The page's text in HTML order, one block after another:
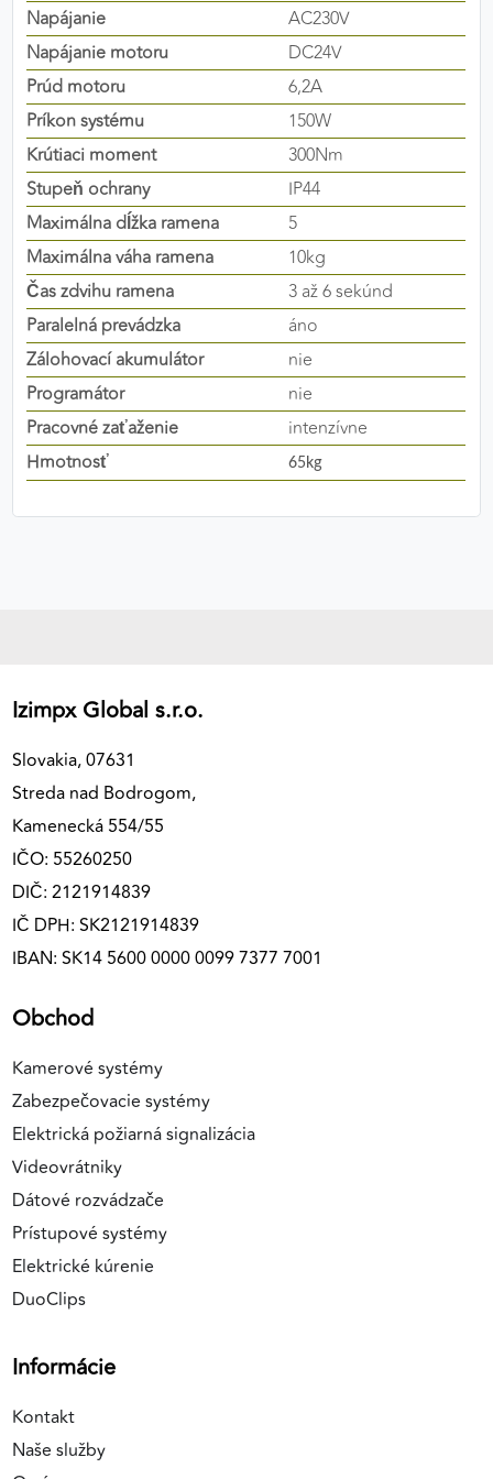
Napájanie
AC230V
Napájanie motoru
DC24V
Prúd motoru
6,2A
Príkon systému
150W
Krútiaci moment
300Nm
Stupeň ochrany
IP44
Maximálna dĺžka ramena
5
Maximálna váha ramena
10kg
Čas zdvihu ramena
3 až 6 sekúnd
Paralelná prevádzka
áno
Zálohovací akumulátor
nie
Programátor
nie
Pracovné zaťaženie
intenzívne
Hmotnosť
65kg
Izimpx Global s.r.o.
Slovakia, 07631
Streda nad Bodrogom,
Kamenecká 554/55
IČO: 55260250
DIČ: 2121914839
IČ DPH: SK2121914839
IBAN: SK14 5600 0000 0099 7377 7001
Obchod
Kamerové systémy
Zabezpečovacie systémy
Elektrická požiarná signalizácia
Videovrátniky
Dátové rozvádzače
Prístupové systémy
Elektrické kúrenie
DuoClips
Informácie
Kontakt
Naše služby
výkon a funkčnosť našich stránok.
Google Analytics
Poskytovateľ: Google
MARKETINGOVÉ COOKIES
Marketingové cookies sa používajú na sledovanie
správania používateľov naprieč webovými
stránkami. Umožňujú nám a našim partnerom
zobrazovať cielenú a relevantnú reklamu, a to na
našom webe aj v reklamných sieťach tretích strán.
Google Ads
Poskytovateľ: Google